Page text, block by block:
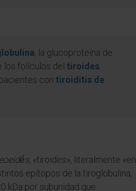
, la glucoproteína de
folículos del tiroides
con tiroiditis de
, «tiroides», literalmente «en
epítopos de la tiroglobulina,
kDa por subunidad que